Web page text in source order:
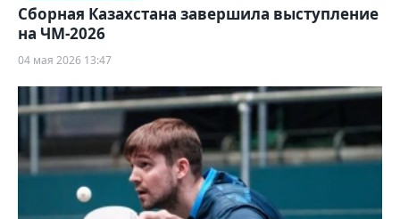
Сборная Казахстана завершила выступление
на ЧМ-2026
04 мая 2026 13:47